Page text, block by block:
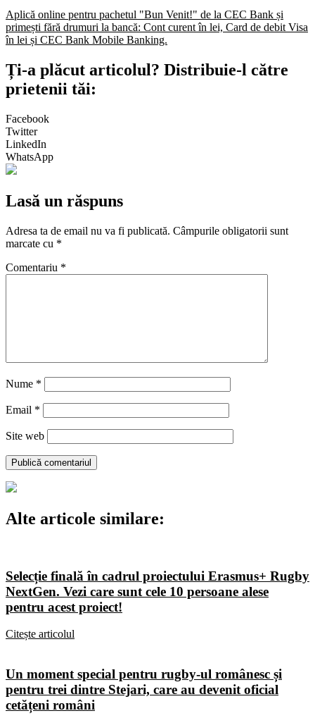
Aplică online pentru pachetul "Bun Venit!" de la CEC Bank și
primești fără drumuri la bancă: Cont curent în lei, Card de debit Visa
în lei și CEC Bank Mobile Banking.​
Ți-a plăcut articolul? Distribuie-l către
prietenii tăi:
Facebook
Twitter
LinkedIn
WhatsApp
Lasă un răspuns
Adresa ta de email nu va fi publicată. Câmpurile obligatorii sunt
marcate cu *
Comentariu *
Nume *
Email *
Site web
Alte articole similare:
Selecție finală în cadrul proiectului Erasmus+ Rugby
NextGen. Vezi care sunt cele 10 persoane alese
pentru acest proiect!
Citește articolul
Un moment special pentru rugby-ul românesc și
pentru trei dintre Stejari, care au devenit oficial
cetățeni români